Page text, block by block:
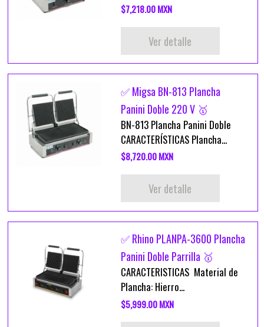
$7,218.00 MXN
Ver detalle
✅ Migsa BN-813 Plancha
Panini Doble 220 V 🥇
BN-813 Plancha Panini Doble
CARACTERÍSTICAS Plancha...
$8,720.00 MXN
Ver detalle
✅ Rhino PLANPA-3600 Plancha
Panini Doble Parrilla 🥇
CARACTERISTICAS Material de
Plancha: Hierro...
$5,999.00 MXN